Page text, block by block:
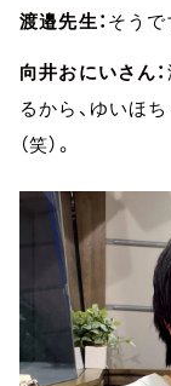
渡邉先生： そうで
向井おにいさん：
るから、ゆいほ
（笑）。